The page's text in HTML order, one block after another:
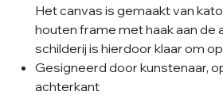
Het canvas is gemaakt van
houten frame met haak aan de
schilderij is hierdoor klaar om
Gesigneerd door kunstenaar,
achterkant